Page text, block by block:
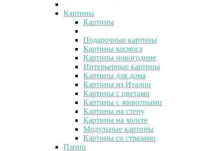
Картины
Картины
Подарочные картины
Картины космоса
Картины новогодние
Интерьерные картины
Картины для дома
Картины из Италии
Картины с цветами
Картины с животными
Картины на стену
Картины на холсте
Модульные картины
Картины со стразами
Панно